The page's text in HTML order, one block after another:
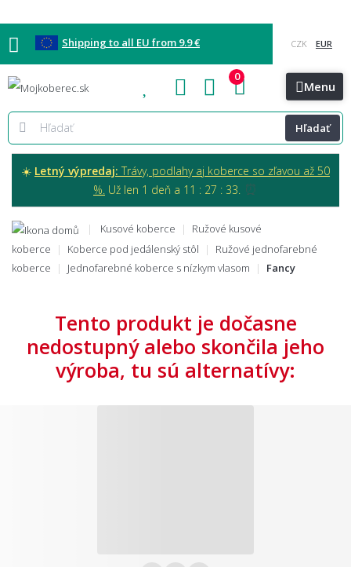
Shipping to all EU from 9.9 €
Blog Kontakt Menu
Hľadať
0
☀️ Letný výpredaj: Trávy, podlahy aj koberce so zľavou až 50
%. Už len 1 deň a 11 : 27 : 32. ⏰
Kusové koberce
Ružové kusové
koberce
Koberce pod jedálenský stôl
Ružové jednofarebné
koberce
Jednofarebné koberce s nízkym vlasom Fancy
Tento produkt je dočasne
nedostupný alebo skončila jeho
výroba, tu sú alternatívy: